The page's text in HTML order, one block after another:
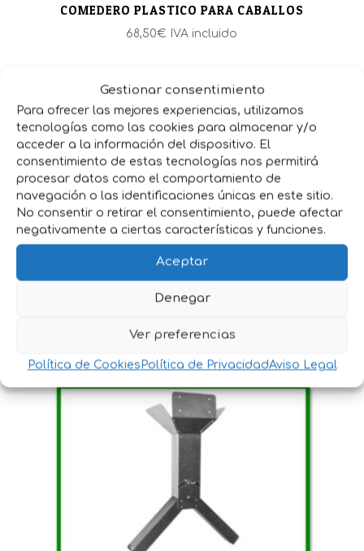
Gestionar consentimiento
Para ofrecer las mejores experiencias, utilizamos
tecnologías como las cookies para almacenar y/o
acceder a la información del dispositivo. El
consentimiento de estas tecnologías nos permitirá
procesar datos como el comportamiento de
navegación o las identificaciones únicas en este sitio.
No consentir o retirar el consentimiento, puede afectar
negativamente a ciertas características y funciones.
Aceptar
Denegar
Ver preferencias
Política de Cookies Política de PrivacidadAviso Legal
COMEDERO PLASTICO PARA CABALLOS
68,50€ IVA incluido
COMEDERO PLASTICO PARA ESQUINA
66,15€ 73,45
Rango
precios:
66,15€
hasta
73,45€
IVA incluido